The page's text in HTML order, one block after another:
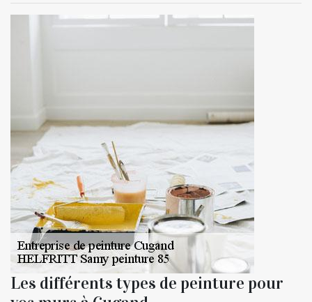
Les différents types de peinture pour